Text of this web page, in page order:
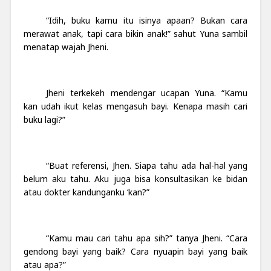
“Idih, buku kamu itu isinya apaan? Bukan cara
merawat anak, tapi cara bikin anak!” sahut Yuna sambil
menatap wajah Jheni.
Jheni terkekeh mendengar ucapan Yuna. “Kamu
kan udah ikut kelas mengasuh bayi. Kenapa masih cari
buku lagi?”
“Buat referensi, Jhen. Siapa tahu ada hal-hal yang
belum aku tahu. Aku juga bisa konsultasikan ke bidan
atau dokter kandunganku ‘kan?”
“Kamu mau cari tahu apa sih?” tanya Jheni. “Cara
gendong bayi yang baik? Cara nyuapin bayi yang baik
atau apa?”